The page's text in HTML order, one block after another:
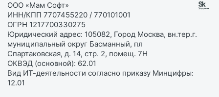
ООО «Мам Софт»
ИНН/КПП 7707455220 / 770101001
ОГРН 1217700330275
Юридический адрес: 105082, Город Москва, вн.тер.г.
муниципальный округ Басманный, пл
Спартаковская, д. 14, стр. 2, помещ. 7Н
ОКВЭД (основной): 62.01
Вид ИТ-деятельности согласно приказу Минцифры:
12.01